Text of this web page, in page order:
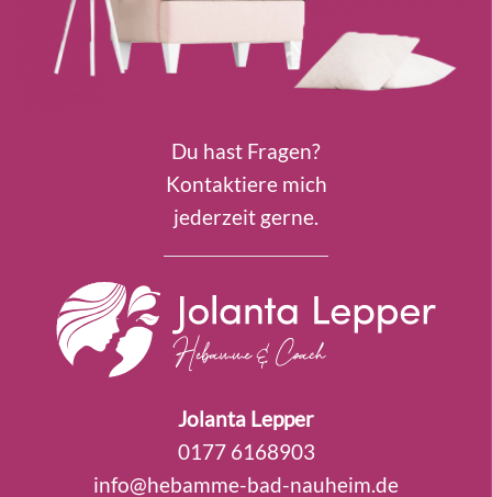
Du hast Fragen?
Kontaktiere mich
jederzeit gerne.
Jolanta Lepper
0177 6168903
info@hebamme-bad-nauheim.de